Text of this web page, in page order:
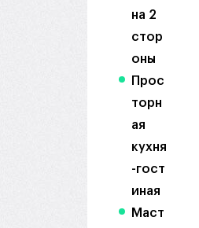
на 2
стор
оны
Прос
торн
ая
кухня
-гост
иная
Маст